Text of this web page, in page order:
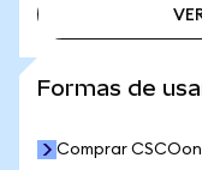
Formas de
Comprar CSCOon